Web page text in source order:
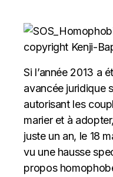
Si l’année 2013 a
avancée juridique
autorisant les
marier et à
juste un an, le 18
vu une hausse
propos